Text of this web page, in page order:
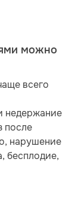
можно
всего
недержание
после
нарушение
бесплодие,